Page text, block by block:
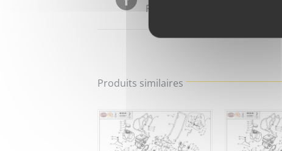
Facebook
Produits similaires